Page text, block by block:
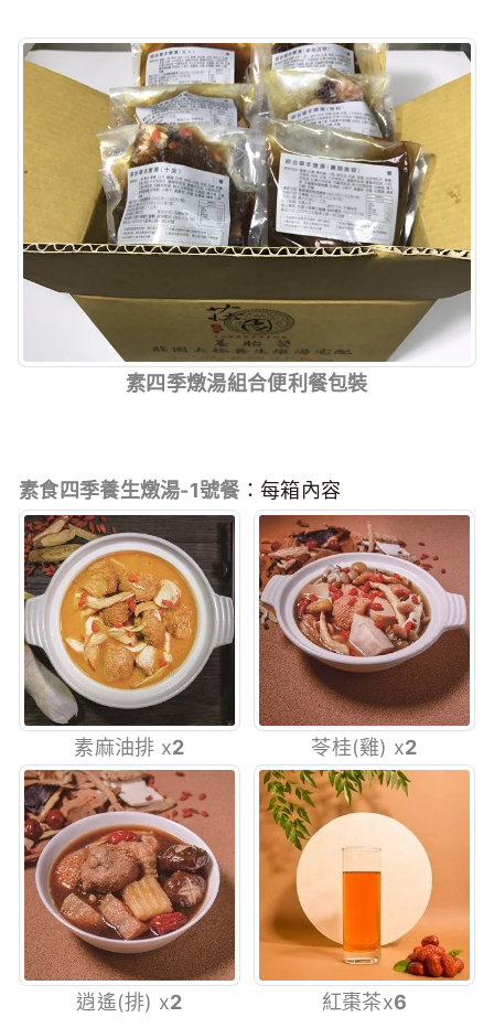
素四季燉湯組合便利餐包裝
素食四季養生燉湯-1號餐：每箱內容
素麻油排 x2 苓桂(雞) x2
逍遙(排) x2 紅棗茶x6